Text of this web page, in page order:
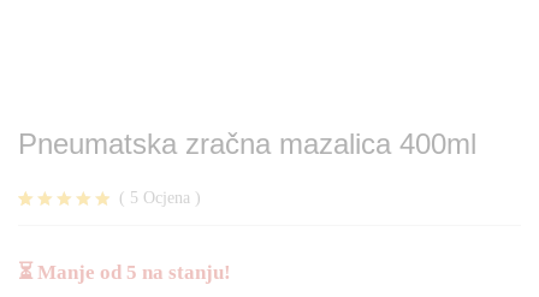
Pneumatska zračna mazalica 400ml
4.80od
ukupno 5 (
( 5 Ocjena )
⏳ Manje od 5 na stanju!